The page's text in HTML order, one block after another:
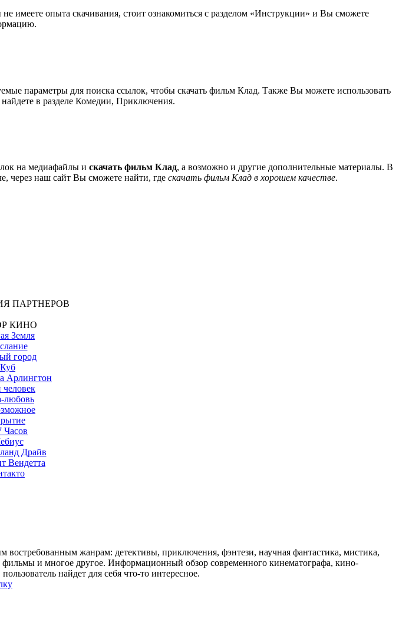
имеете опыта скачивания, стоит ознакомиться с разделом «Инструкции» и Вы сможете
параметры для поиска ссылок, чтобы скачать фильм Клад. Также Вы можете использовать
в разделе Комедии, Приключения.
на медиафайлы и скачать фильм Клад, а возможно и другие дополнительные материалы. В
через наш сайт Вы сможете найти, где скачать фильм Клад в хорошем качестве.
ПАРТНЕРОВ
КИНО
жанрам: детективы, приключения, фэнтези, научная фантастика, мистика,
и многое другое. Информационный обзор современного кинематографа, кино-
найдет для себя что-то интересное.